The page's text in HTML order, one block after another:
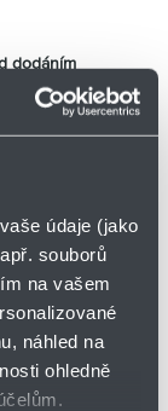
údaje (jako
souborů
na vašem
náhled na
ohledně
dodáním